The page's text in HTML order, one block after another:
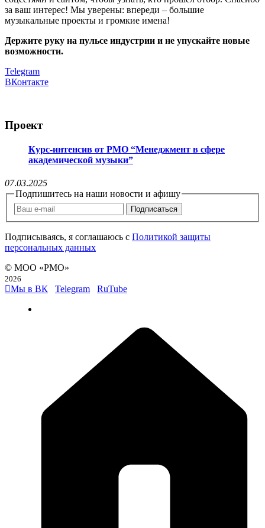
за ваш интерес! Мы уверены: впереди – большие
музыкальные проекты и громкие имена!
Держите руку на пульсе индустрии и не упускайте новые
возможности.
Telegram
ВКонтакте
Проект
Курс-интенсив от РМО “Менеджмент в сфере
академической музыки”
07.03.2025
Подпишитесь на наши новости и афишу
Подписаться
Подписываясь, я соглашаюсь c Политикой защиты
персональных данных
© МОО «РМО»
2026
Мы в ВК Telegram RuTube